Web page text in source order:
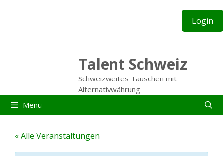
Login
Talent Schweiz
Schweizweites Tauschen mit
Alternativwährung
Menü
« Alle Veranstaltungen